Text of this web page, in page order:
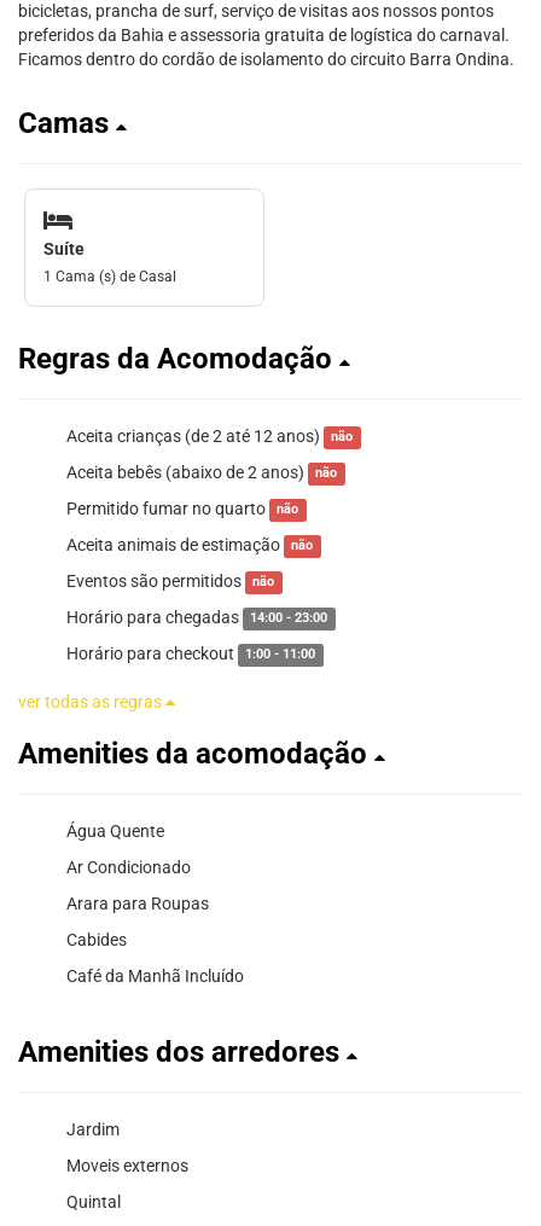
bicicletas, prancha de surf, serviço de visitas aos nossos pontos
preferidos da Bahia e assessoria gratuita de logística do carnaval.
Ficamos dentro do cordão de isolamento do circuito Barra Ondina.
Camas
Suíte
1 Cama (s) de Casal
Regras da Acomodação
Aceita crianças (de 2 até 12 anos) não
Aceita bebês (abaixo de 2 anos) não
Permitido fumar no quarto não
Aceita animais de estimação não
Eventos são permitidos não
Horário para chegadas 14:00 - 23:00
Horário para checkout 1:00 - 11:00
ver todas as regras
Amenities da acomodação
Água Quente
Ar Condicionado
Arara para Roupas
Cabides
Café da Manhã Incluído
Amenities dos arredores
Jardim
Moveis externos
Quintal